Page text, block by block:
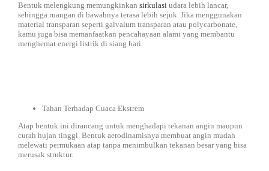
Bentuk melengkung memungkinkan sirkulasi udara lebih lancar,
sehingga ruangan di bawahnya terasa lebih sejuk. Jika menggunakan
material transparan seperti galvalum transparan atau polycarbonate,
kamu juga bisa memanfaatkan pencahayaan alami yang membantu
menghemat energi listrik di siang hari.
Tahan Terhadap Cuaca Ekstrem
Atap bentuk ini dirancang untuk menghadapi tekanan angin maupun
curah hujan tinggi. Bentuk aerodinamisnya membuat angin mudah
melewati permukaan atap tanpa menimbulkan tekanan besar yang bisa
merusak struktur.